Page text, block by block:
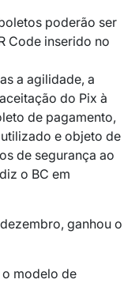
poderão ser
Code inserido no
a agilidade, a
do Pix à
de pagamento,
e objeto de
de segurança ao
o BC em
ganhou o
modelo de